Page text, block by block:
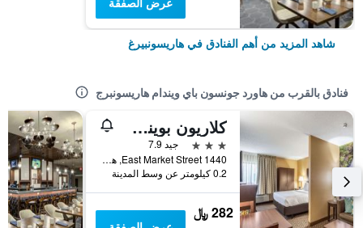
شاهد المزيد من أهم الفنادق في هاريسونبيرغ
فنادق بالقرب من هاورد جونسون باي ويندام هاريسونبرج
كلاريون بوينت هاريسنبرج
3 نجوم
جيد 7.9
1440 East Market Street, هاريسونبيرغ, VA, الولايات المتحدة الأميريكية
0.2 كيلومتر عن وسط المدينة
282 ﷼